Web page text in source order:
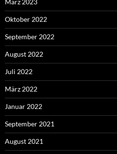
Oktober 2022
September 2022
August 2022
Juli 2022
März 2022
Januar 2022
September 2021
August 2021